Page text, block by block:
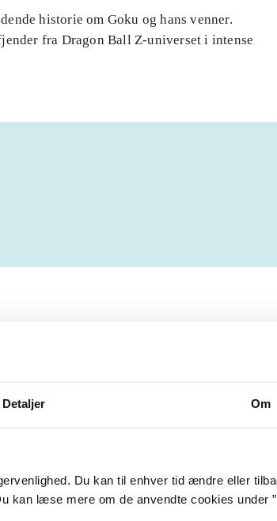
Detaljer Om
Du kan til enhver tid ændre eller
kan læse mere om de anvendte cookies under
historie om Goku og hans venner.
fra Dragon Ball Z-universet i intense